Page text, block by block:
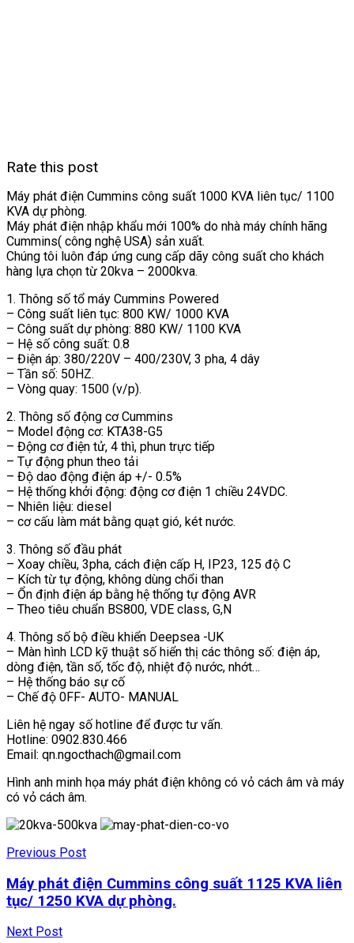
Rate this post
Máy phát điện Cummins công suất 1000 KVA liên tục/ 1100
KVA dự phòng.
Máy phát điện nhập khẩu mới 100% do nhà máy chính hãng
Cummins( công nghệ USA) sản xuất.
Chúng tôi luôn đáp ứng cung cấp dãy công suất cho khách
hàng lựa chọn từ 20kva – 2000kva.
1. Thông số tổ máy Cummins Powered
– Công suất liên tục: 800 KW/ 1000 KVA
– Công suất dự phòng: 880 KW/ 1100 KVA
– Hệ số công suất: 0.8
– Điện áp: 380/220V – 400/230V, 3 pha, 4 dây
– Tần số: 50HZ.
– Vòng quay: 1500 (v/p).
2. Thông số động cơ Cummins
– Model động cơ: KTA38-G5
– Động cơ điện tử, 4 thì, phun trực tiếp
– Tự động phun theo tải
– Độ dao động điện áp +/- 0.5%
– Hệ thống khởi động: động cơ điện 1 chiều 24VDC.
– Nhiên liệu: diesel
– cơ cấu làm mát bằng quạt gió, két nước.
3. Thông số đầu phát
– Xoay chiều, 3pha, cách điện cấp H, IP23, 125 độ C
– Kích từ tự động, không dùng chổi than
– Ổn định điện áp bằng hệ thống tự động AVR
– Theo tiêu chuẩn BS800, VDE class, G,N
4. Thông số bộ điều khiển Deepsea -UK
– Màn hình LCD kỹ thuật số hiển thị các thông số: điện áp,
dòng điện, tần số, tốc độ, nhiệt độ nước, nhớt…
– Hệ thống báo sự cố
– Chế độ 0FF- AUTO- MANUAL
Liên hệ ngay số hotline để được tư vấn.
Hotline: 0902.830.466
Email: qn.ngocthach@gmail.com
Hình anh minh họa máy phát điện không có vỏ cách âm và máy
có vỏ cách âm.
Previous Post
Máy phát điện Cummins công suất 1125 KVA liên
tục/ 1250 KVA dự phòng.
Next Post